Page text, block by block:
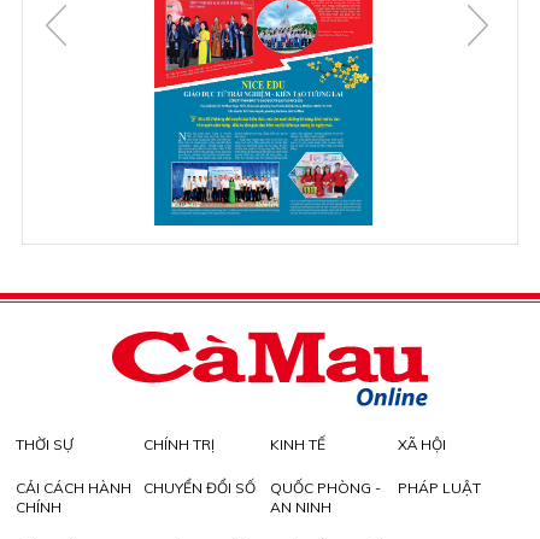
THỜI SỰ CHÍNH TRỊ KINH TẾ XÃ HỘI
CẢI CÁCH HÀNH
CHÍNH
CHUYỂN ĐỔI SỐ
QUỐC PHÒNG -
AN NINH
PHÁP LUẬT